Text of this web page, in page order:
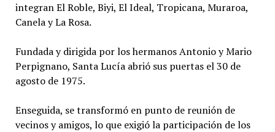
integran El Roble, Biyi, El Ideal, Tropicana, Muraroa,
Canela y La Rosa.
Fundada y dirigida por los hermanos Antonio y Mario
Perpignano, Santa Lucía abrió sus puertas el 30 de
agosto de 1975.
Enseguida, se transformó en punto de reunión de
vecinos y amigos, lo que exigió la participación de los